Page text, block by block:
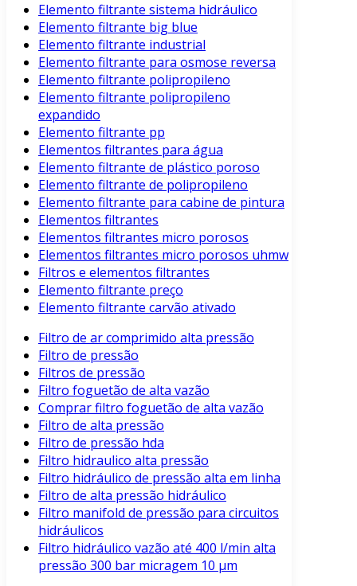
Elemento filtrante sistema hidráulico
Elemento filtrante big blue
Elemento filtrante industrial
Elemento filtrante para osmose reversa
Elemento filtrante polipropileno
Elemento filtrante polipropileno
expandido
Elemento filtrante pp
Elementos filtrantes para água
Elemento filtrante de plástico poroso
Elemento filtrante de polipropileno
Elemento filtrante para cabine de pintura
Elementos filtrantes
Elementos filtrantes micro porosos
Elementos filtrantes micro porosos uhmw
Filtros e elementos filtrantes
Elemento filtrante preço
Elemento filtrante carvão ativado
Filtro de ar comprimido alta pressão
Filtro de pressão
Filtros de pressão
Filtro foguetão de alta vazão
Comprar filtro foguetão de alta vazão
Filtro de alta pressão
Filtro de pressão hda
Filtro hidraulico alta pressão
Filtro hidráulico de pressão alta em linha
Filtro de alta pressão hidráulico
Filtro manifold de pressão para circuitos
hidráulicos
Filtro hidráulico vazão até 400 l/min alta
pressão 300 bar micragem 10 μm